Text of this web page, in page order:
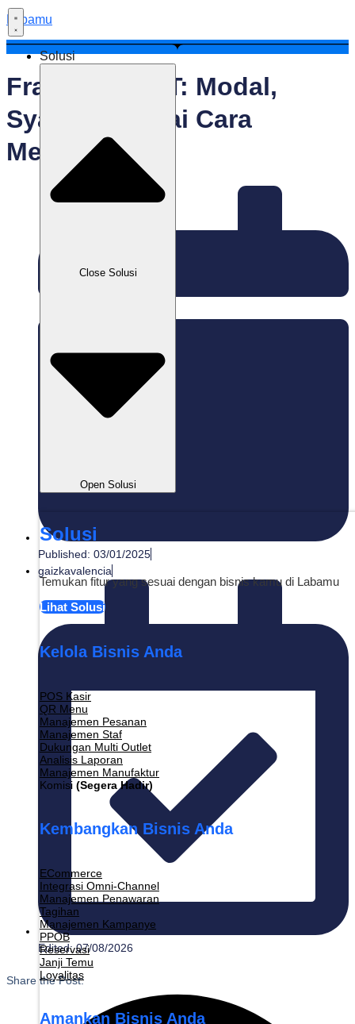
Labamu
Solusi
Close Solusi
Open Solusi
Solusi
Temukan fitur yang sesuai dengan bisnis kamu di Labamu
Lihat Solusi
Kelola Bisnis Anda
POS Kasir
QR Menu
Manajemen Pesanan
Manajemen Staf
Dukungan Multi Outlet
Analisis Laporan
Manajemen Manufaktur
Komisi (Segera Hadir)
Kembangkan Bisnis Anda
ECommerce
Integrasi Omni-Channel
Manajemen Penawaran
Tagihan
Manajemen Kampanye
PPOB
Reservasi
Janji Temu
Loyalitas
Amankan Bisnis Anda
Franchise J&T: Modal,
Syarat, Sampai Cara
Mendaftarnya
Published: 03/01/2025
gaizkavalencia
Edited: 07/08/2026
Share the Post: